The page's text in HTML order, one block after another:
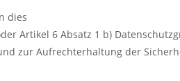
dies
Artikel 6 Absatz 1 b)
zur Aufrechterhaltung der